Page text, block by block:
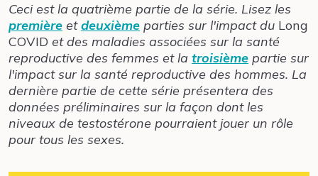
Ceci est la quatrième partie de la série. Lisez les
première etdeuxième parties sur l'impact du Long
COVID et des maladies associées sur la santé
reproductive des femmes et la troisième partie sur
l'impact sur la santé reproductive des hommes. La
dernière partie de cette série présentera des
données préliminaires sur la façon dont les
niveaux de testostérone pourraient jouer un rôle
pour tous les sexes.